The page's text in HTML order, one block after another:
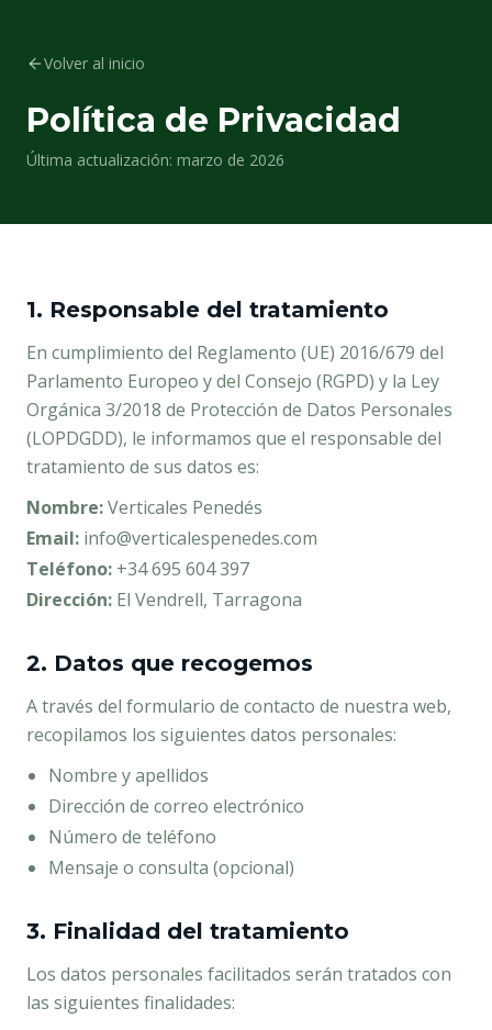
Volver al inicio
Política de Privacidad
Última actualización: marzo de 2026
1. Responsable del tratamiento
En cumplimiento del Reglamento (UE) 2016/679 del
Parlamento Europeo y del Consejo (RGPD) y la Ley
Orgánica 3/2018 de Protección de Datos Personales
(LOPDGDD), le informamos que el responsable del
tratamiento de sus datos es:
Nombre:Verticales Penedés
Email: info@verticalespenedes.com
Teléfono: +34 695 604 397
Dirección: El Vendrell, Tarragona
2. Datos que recogemos
A través del formulario de contacto de nuestra web,
recopilamos los siguientes datos personales:
Nombre y apellidos
Dirección de correo electrónico
Número de teléfono
Mensaje o consulta (opcional)
3. Finalidad del tratamiento
Los datos personales facilitados serán tratados con
las siguientes finalidades: